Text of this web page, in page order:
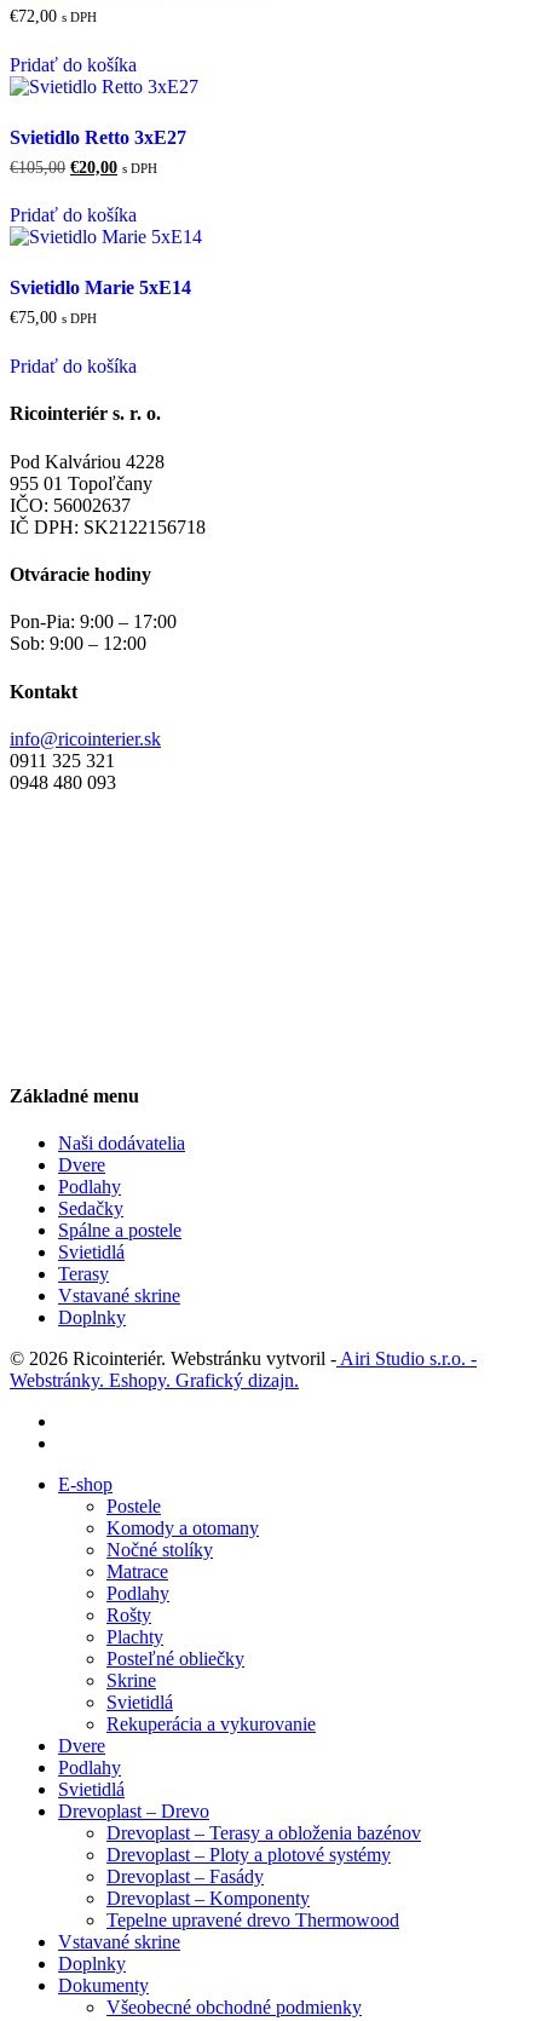
€72,00 s DPH
Pridať do košíka
Svietidlo Retto 3xE27
€105,00 Pôvodná
bola:
€105,00.
€20,00Aktuálna
je:
€20,00.
s DPH
Pridať do košíka
Svietidlo Marie 5xE14
€75,00 s DPH
Pridať do košíka
Ricointeriér s. r. o.
Pod Kalváriou 4228
955 01 Topoľčany
IČO: 56002637
IČ DPH: SK2122156718
Otváracie hodiny
Pon-Pia: 9:00 – 17:00
Sob: 9:00 – 12:00
Kontakt
info@ricointerier.sk
0911 325 321
0948 480 093
Základné menu
Naši dodávatelia
Dvere
Podlahy
Sedačky
Spálne a postele
Svietidlá
Terasy
Vstavané skrine
Doplnky
© 2026 Ricointeriér. Webstránku vytvoril - Airi Studio s.r.o. -
Webstránky. Eshopy. Grafický dizajn.
Close
E-shop
Postele
Komody a otomany
Nočné stolíky
Matrace
Podlahy
Rošty
Plachty
Posteľné obliečky
Skrine
Svietidlá
Rekuperácia a vykurovanie
Dvere
Podlahy
Svietidlá
Drevoplast – Drevo
Drevoplast – Terasy a obloženia bazénov
Drevoplast – Ploty a plotové systémy
Drevoplast – Fasády
Drevoplast – Komponenty
Tepelne upravené drevo Thermowood
Vstavané skrine
Doplnky
Dokumenty
Všeobecné obchodné podmienky